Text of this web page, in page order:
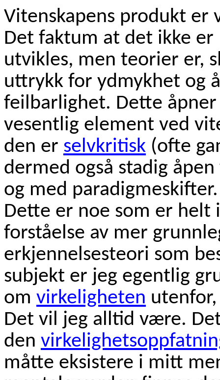
Vitenskapens produkt er
Det faktum at det ikke er
utvikles, men teorier er,
uttrykk for ydmykhet og
feilbarlighet. Dette
vesentlig element ved
den er selvkritisk (ofte
dermed også stadig
og med paradigmeskifter.
Dette er noe som er helt
forståelse av mer
erkjennelsesteori som
subjekt er jeg egentlig
om virkeligheten
Det vil jeg alltid være.
den
måtte eksistere i mitt